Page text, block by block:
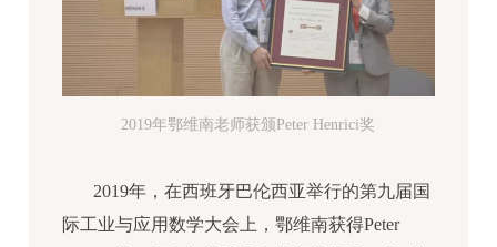
2019年鄂维南老师获颁Peter Henrici奖
2019年，在西班牙巴伦西亚举行的第九届国
际工业与应用数学大会上，鄂维南获得Peter